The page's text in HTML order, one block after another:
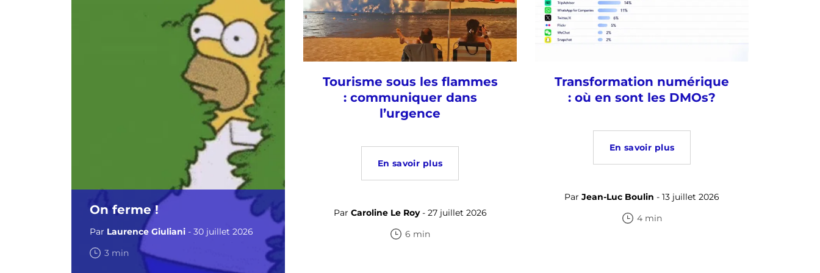
On ferme !
Par Laurence Giuliani - 30 juillet 2026
3 min
Tourisme sous les flammes
: communiquer dans
l’urgence
En savoir plus
Par Caroline Le Roy- 27 juillet 2026
6 min
Transformation numérique
: où en sont les DMOs?
En savoir plus
Par Jean-Luc Boulin - 13 juillet 2026
4 min